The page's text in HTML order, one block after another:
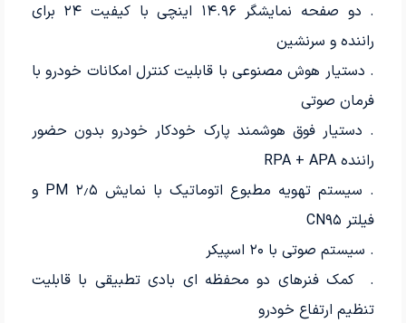
. دو صفحه نمایشگر ۱۴.۹۶ اینچی با کیفیت ۲۴ برای
راننده و سرنشین
. دستیار هوش مصنوعی با قابلیت کنترل امکانات خودرو با
فرمان صوتی
. دستیار فوق هوشمند پارک خودکار خودرو بدون حضور
راننده RPA + APA
. سیستم تهویه مطبوع اتوماتیک با نمایش PM ۲٫۵ و
فیلتر CN۹۵
. سیستم صوتی با ۲۰ اسپیکر
. کمک فنرهای دو محفظه ای بادی تطبیقی با قابلیت
تنظیم ارتفاع خودرو